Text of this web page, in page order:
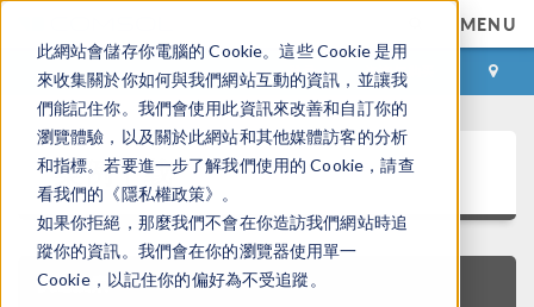
此網站會儲存你電腦的 Cookie。這些 Cookie 是用
來收集關於你如何與我們網站互動的資訊，並讓我
們能記住你。我們會使用此資訊來改善和自訂你的
瀏覽體驗，以及關於此網站和其他媒體訪客的分析
和指標。若要進一步了解我們使用的 Cookie，請查
看我們的《隱私權政策》。
如果你拒絕，那麼我們不會在你造訪我們網站時追
蹤你的資訊。我們會在你的瀏覽器使用單一
Cookie，以記住你的偏好為不受追蹤。
MENU
登录 咨询与购买
案例下载
快速搜索